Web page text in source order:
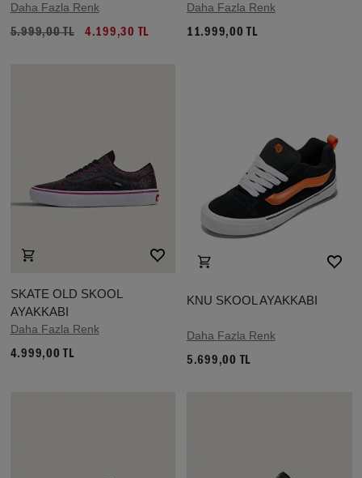
Daha Fazla Renk
5.999,00 TL 4.199,30 TL
Daha Fazla Renk
11.999,00 TL
SKATE OLD SKOOL
AYAKKABI
Daha Fazla Renk
4.999,00 TL
KNU SKOOL AYAKKABI
Daha Fazla Renk
5.699,00 TL